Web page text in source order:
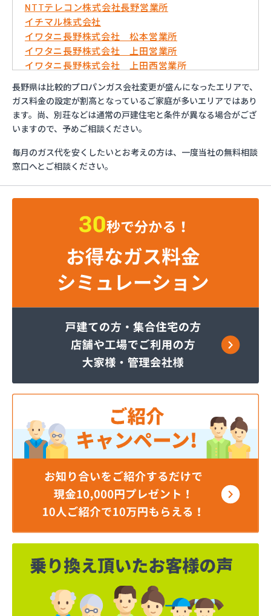
NTTテレコン株式会社長野営業所
イチマル株式会社
イワタニ長野株式会社 松本営業所
イワタニ長野株式会社 上田営業所
イワタニ長野株式会社 上田西営業所
イワタニ長野株式会社 佐久営業所
イワタニ長野株式会社 長野営業所
エッソ・ガスセンター長野
ガスネット佐久
サンリン株式会社
サンリン株式会社 松本オートガススタンド
サンリン株式会社 長野南支店
サンリン株式会社 松本支店
ミヤバラガス株式会社
伊丹産業株式会社 長野工場
伊丹産業株式会社 千曲営業所
一之瀬電器瓦斯サービス
岡谷酸素株式会社 佐久営業所
岡谷酸素株式会社 松本営業所
岡谷酸素株式会社 長野営業所
貝印石油株式会社 長野支店
株式会社エナジー内山
株式会社カワネン 本社・ガス事業部
株式会社クレックス 長野営業所
株式会社サイサン 佐久営業所
株式会社サイサン 千曲営業所
株式会社サイサン 長野支店
株式会社サイサン 東御営業所
株式会社セリタ
株式会社セリタ 上田営業所
株式会社タカサワ長野営業所LPG
株式会社ホームエネルギー長野 長野センター
株式会社リビック長野
株式会社叶屋
長野県は比較的プロパンガス会社変更が盛んになったエリアで、
ガス料金の設定が割高となっているご家庭が多いエリアではあり
ます。尚、別荘などは通常の戸建住宅と条件が異なる場合がござ
いますので、予めご相談ください。
毎月のガス代を安くしたいとお考えの方は、一度当社の無料相談
窓口へとご相談ください。